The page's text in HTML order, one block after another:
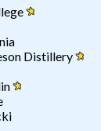
Distillery